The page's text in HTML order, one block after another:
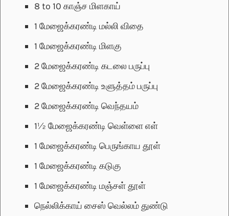
8 to 10 காஞ்ச மிளகாய்
1 மேஜைக்கரண்டி மல்லி விதை
1 மேஜைக்கரண்டி மிளகு
2மேஜைக்கரண்டி கடலை பருப்பு
2மேஜைக்கரண்டி உளுத்தம் பருப்பு
2மேஜைக்கரண்டி வெந்தயம்
1½ மேஜைக்கரண்டி வெள்ளை எள்
1 மேஜைக்கரண்டி பெருங்காய தூள்
1 மேஜைக்கரண்டி கடுகு
1 மேஜைக்கரண்டி மஞ்சள் தூள்
நெல்லிக்காய் சைஸ் வெல்லம் துண்டு